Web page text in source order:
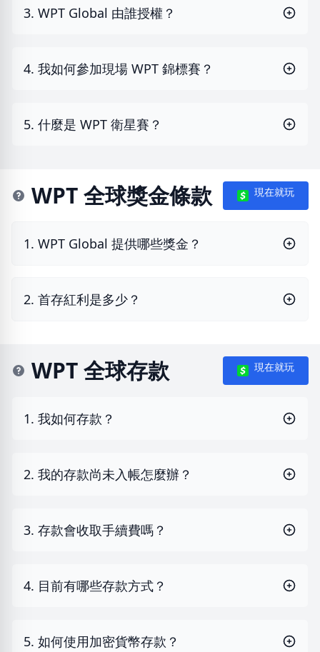
3. WPT Global 由誰授權？
4. 我如何參加現場 WPT 錦標賽？
5. 什麼是 WPT 衛星賽？
WPT 全球獎金條款 現在就玩
1. WPT Global 提供哪些獎金？
2. 首存紅利是多少？
WPT 全球存款 現在就玩
1. 我如何存款？
2. 我的存款尚未入帳怎麼辦？
3. 存款會收取手續費嗎？
4. 目前有哪些存款方式？
5. 如何使用加密貨幣存款？